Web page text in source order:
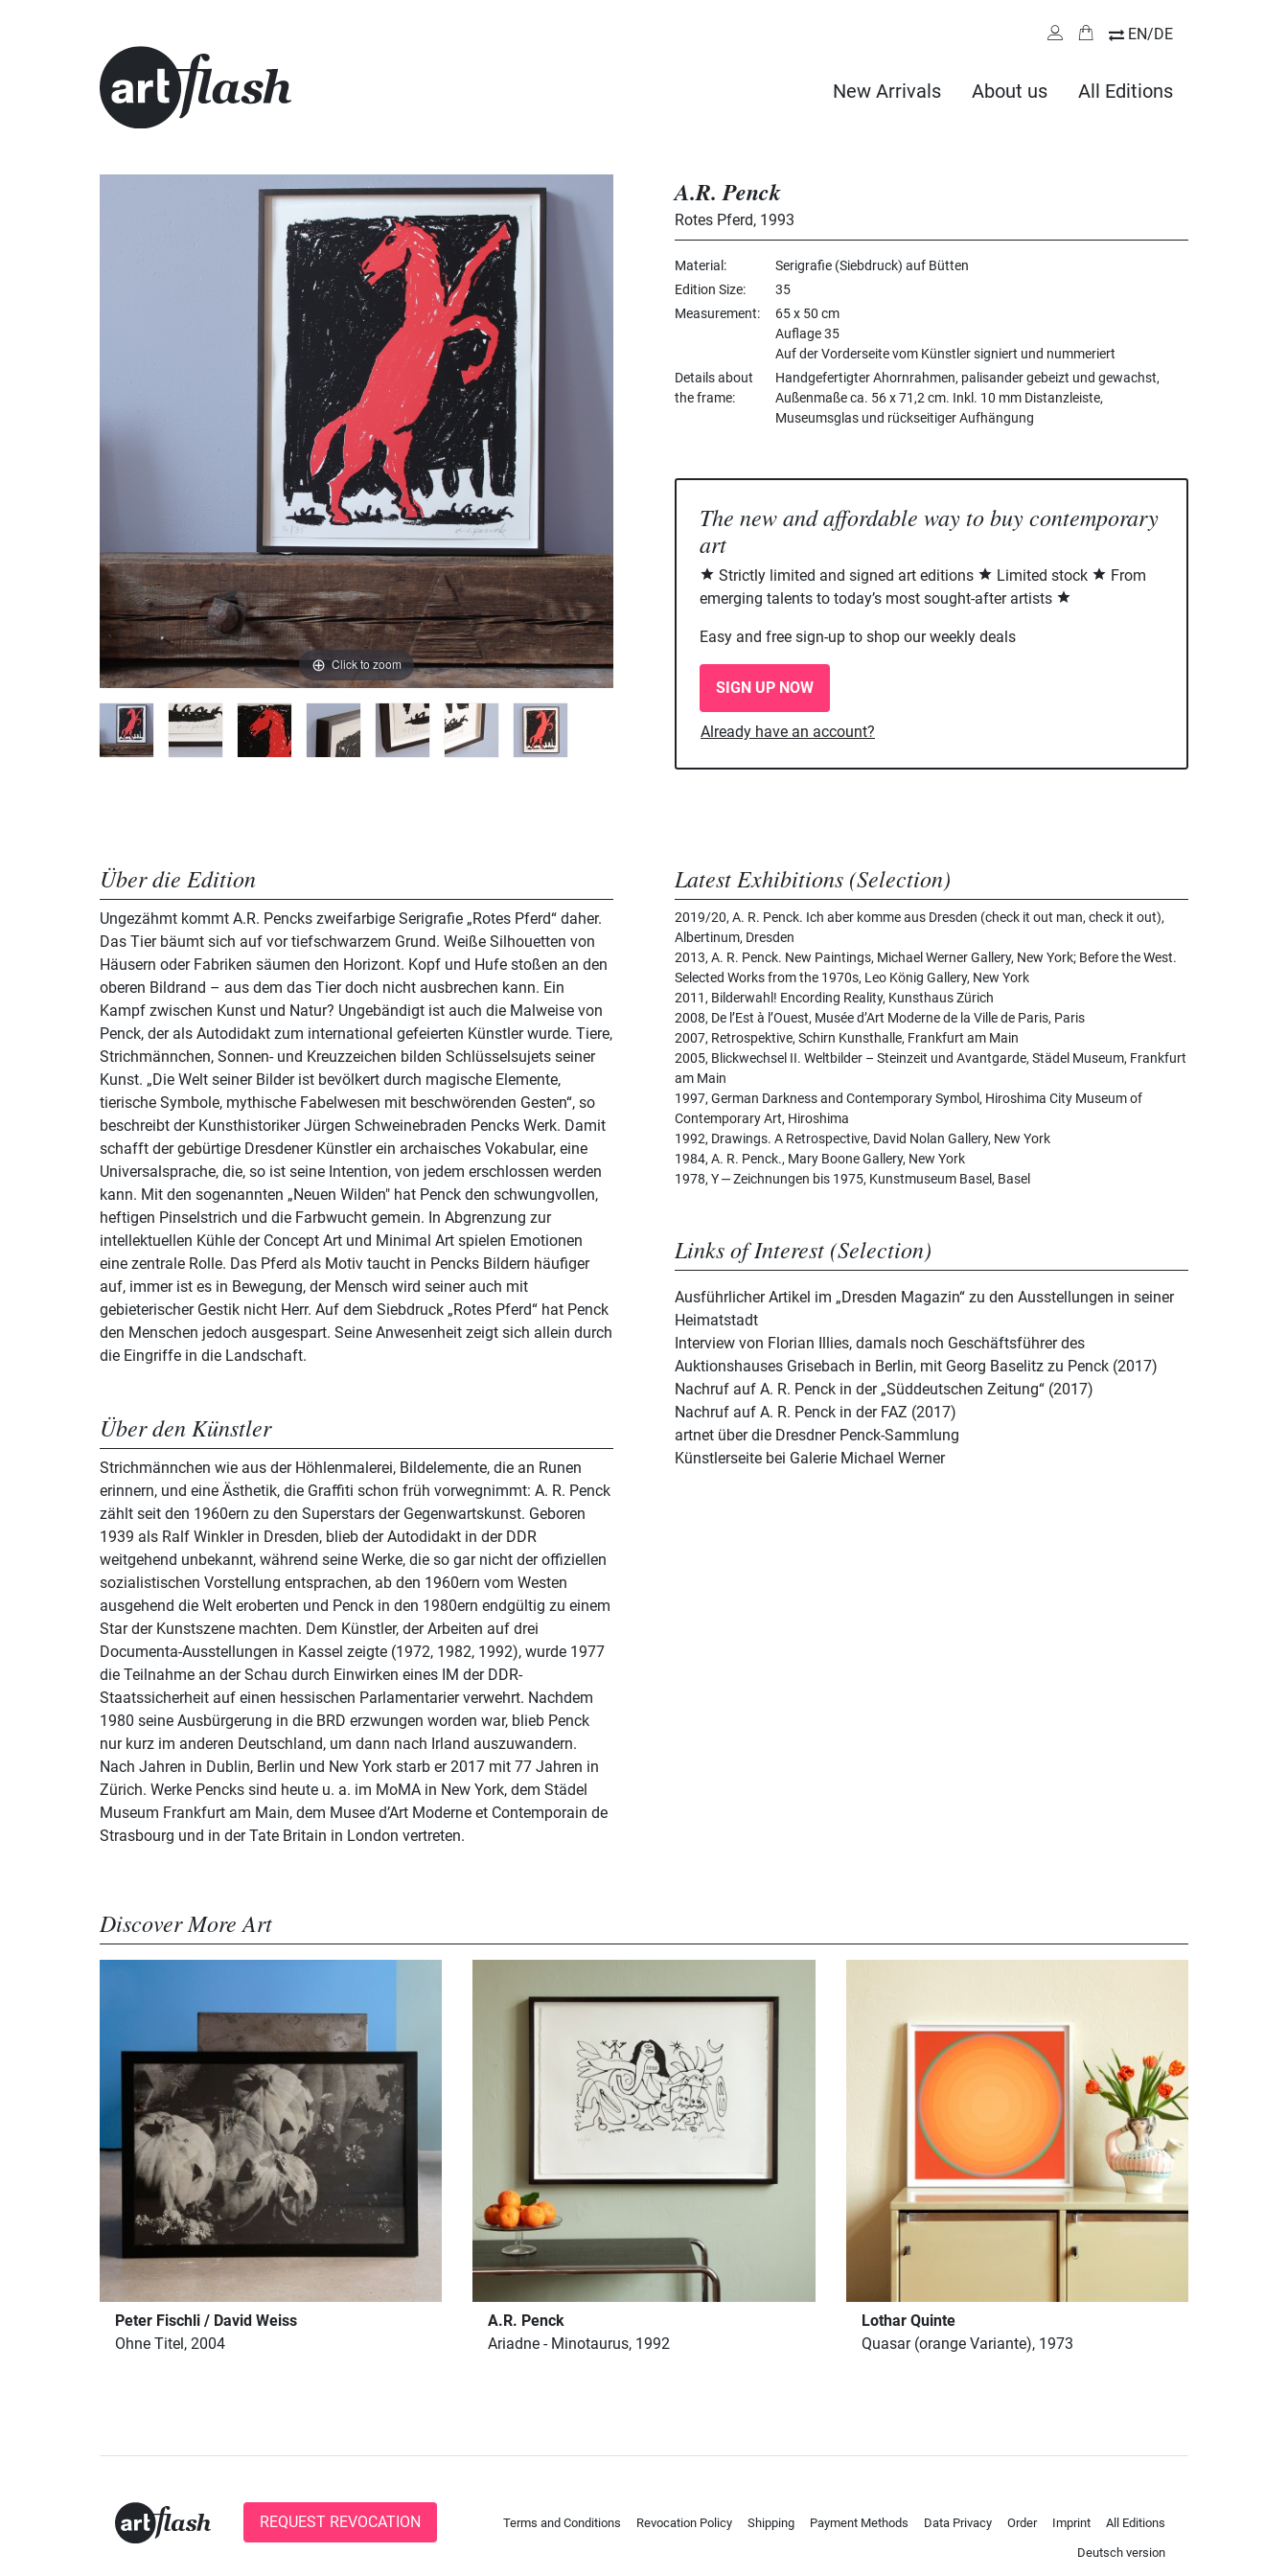
EN/DE
New Arrivals About us All Editions
Click to zoom
A.R. Penck
Rotes Pferd, 1993
Material
Serigrafie (Siebdruck) auf Bütten
Edition Size
35
Measurement
65 x 50 cm
Auflage 35
Auf der Vorderseite vom Künstler signiert und nummeriert
Details about
the frame
Handgefertigter Ahornrahmen, palisander gebeizt und gewachst,
Außenmaße ca. 56 x 71,2 cm. Inkl. 10 mm Distanzleiste,
Museumsglas und rückseitiger Aufhängung
The new and affordable way to buy contemporary
art
Strictly limited and signed art editions Limited stock
From
emerging talents to today’s most sought-after artists
Easy and free sign-up to shop our weekly deals
SIGN UP NOW
Already have an account?
Über die Edition
Ungezähmt kommt A.R. Pencks zweifarbige Serigrafie „Rotes Pferd“ daher.
Das Tier bäumt sich auf vor tiefschwarzem Grund. Weiße Silhouetten von
Häusern oder Fabriken säumen den Horizont. Kopf und Hufe stoßen an den
oberen Bildrand – aus dem das Tier doch nicht ausbrechen kann. Ein
Kampf zwischen Kunst und Natur? Ungebändigt ist auch die Malweise von
Penck, der als Autodidakt zum international gefeierten Künstler wurde. Tiere,
Strichmännchen, Sonnen- und Kreuzzeichen bilden Schlüsselsujets seiner
Kunst. „Die Welt seiner Bilder ist bevölkert durch magische Elemente,
tierische Symbole, mythische Fabelwesen mit beschwörenden Gesten“, so
beschreibt der Kunsthistoriker Jürgen Schweinebraden Pencks Werk. Damit
schafft der gebürtige Dresdener Künstler ein archaisches Vokabular, eine
Universalsprache, die, so ist seine Intention, von jedem erschlossen werden
kann. Mit den sogenannten „Neuen Wilden" hat Penck den schwungvollen,
heftigen Pinselstrich und die Farbwucht gemein. In Abgrenzung zur
intellektuellen Kühle der Concept Art und Minimal Art spielen Emotionen
eine zentrale Rolle. Das Pferd als Motiv taucht in Pencks Bildern häufiger
auf, immer ist es in Bewegung, der Mensch wird seiner auch mit
gebieterischer Gestik nicht Herr. Auf dem Siebdruck „Rotes Pferd“ hat Penck
den Menschen jedoch ausgespart. Seine Anwesenheit zeigt sich allein durch
die Eingriffe in die Landschaft.
Über den Künstler
Strichmännchen wie aus der Höhlenmalerei, Bildelemente, die an Runen
erinnern, und eine Ästhetik, die Graffiti schon früh vorwegnimmt: A. R. Penck
zählt seit den 1960ern zu den Superstars der Gegenwartskunst. Geboren
1939 als Ralf Winkler in Dresden, blieb der Autodidakt in der DDR
weitgehend unbekannt, während seine Werke, die so gar nicht der offiziellen
sozialistischen Vorstellung entsprachen, ab den 1960ern vom Westen
ausgehend die Welt eroberten und Penck in den 1980ern endgültig zu einem
Star der Kunstszene machten. Dem Künstler, der Arbeiten auf drei
Documenta-Ausstellungen in Kassel zeigte (1972, 1982, 1992), wurde 1977
die Teilnahme an der Schau durch Einwirken eines IM der DDR-
Staatssicherheit auf einen hessischen Parlamentarier verwehrt. Nachdem
1980 seine Ausbürgerung in die BRD erzwungen worden war, blieb Penck
nur kurz im anderen Deutschland, um dann nach Irland auszuwandern.
Nach Jahren in Dublin, Berlin und New York starb er 2017 mit 77 Jahren in
Zürich. Werke Pencks sind heute u. a. im MoMA in New York, dem Städel
Museum Frankfurt am Main, dem Musee d’Art Moderne et Contemporain de
Strasbourg und in der Tate Britain in London vertreten.
Latest Exhibitions (Selection)
2019/20, A. R. Penck. Ich aber komme aus Dresden (check it out man, check it out),
Albertinum, Dresden
2013, A. R. Penck. New Paintings, Michael Werner Gallery, New York; Before the West.
Selected Works from the 1970s, Leo König Gallery, New York
2011, Bilderwahl! Encording Reality, Kunsthaus Zürich
2008, De l’Est à l’Ouest, Musée d’Art Moderne de la Ville de Paris, Paris
2007, Retrospektive, Schirn Kunsthalle, Frankfurt am Main
2005, Blickwechsel II. Weltbilder – Steinzeit und Avantgarde, Städel Museum, Frankfurt
am Main
1997, German Darkness and Contemporary Symbol, Hiroshima City Museum of
Contemporary Art, Hiroshima
1992, Drawings. A Retrospective, David Nolan Gallery, New York
1984, A. R. Penck., Mary Boone Gallery, New York
1978, Y ‒ Zeichnungen bis 1975, Kunstmuseum Basel, Basel
Links of Interest (Selection)
Ausführlicher Artikel im „Dresden Magazin“ zu den Ausstellungen in seiner
Heimatstadt
Interview von Florian Illies, damals noch Geschäftsführer des
Auktionshauses Grisebach in Berlin, mit Georg Baselitz zu Penck (2017)
Nachruf auf A. R. Penck in der „Süddeutschen Zeitung“ (2017)
Nachruf auf A. R. Penck in der FAZ (2017)
artnet über die Dresdner Penck-Sammlung
Künstlerseite bei Galerie Michael Werner
Discover More Art
Peter Fischli / David Weiss
Ohne Titel, 2004
A.R. Penck
Ariadne - Minotaurus, 1992
Lothar Quinte
Quasar (orange Variante), 1973
REQUEST REVOCATION Terms and Conditions Revocation Policy Shipping Payment Methods Data Privacy Order Imprint All Editions
Deutsch version